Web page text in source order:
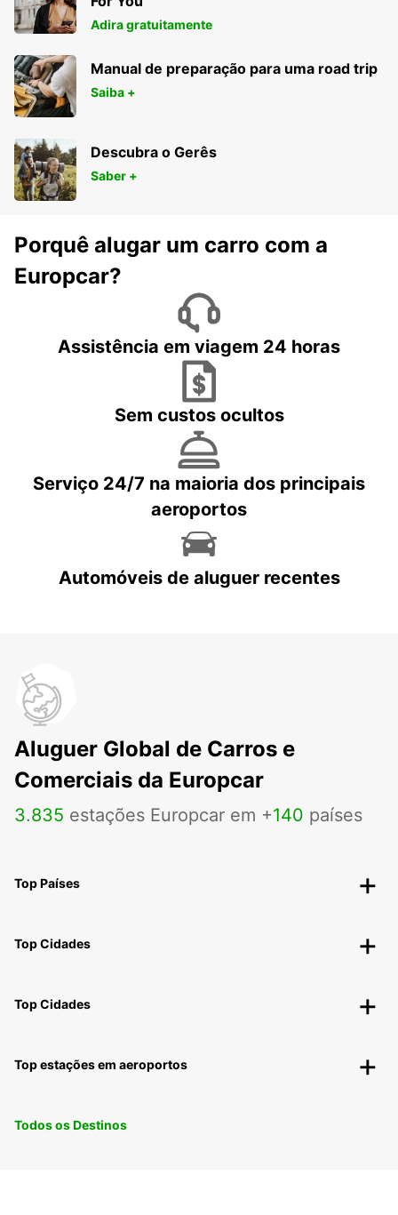
Adira gratuitamente
Manual de preparação para uma road trip
Saiba +
Descubra o Gerês
Saber +
Porquê alugar um carro com a
Europcar?
Assistência em viagem 24 horas
Sem custos ocultos
Serviço 24/7 na maioria dos principais
aeroportos
Automóveis de aluguer recentes
Aluguer Global de Carros e
Comerciais da Europcar
3.835 estações Europcar em +140 países
Top Países
Top Cidades
Top Cidades
Top estações em aeroportos
Todos os Destinos